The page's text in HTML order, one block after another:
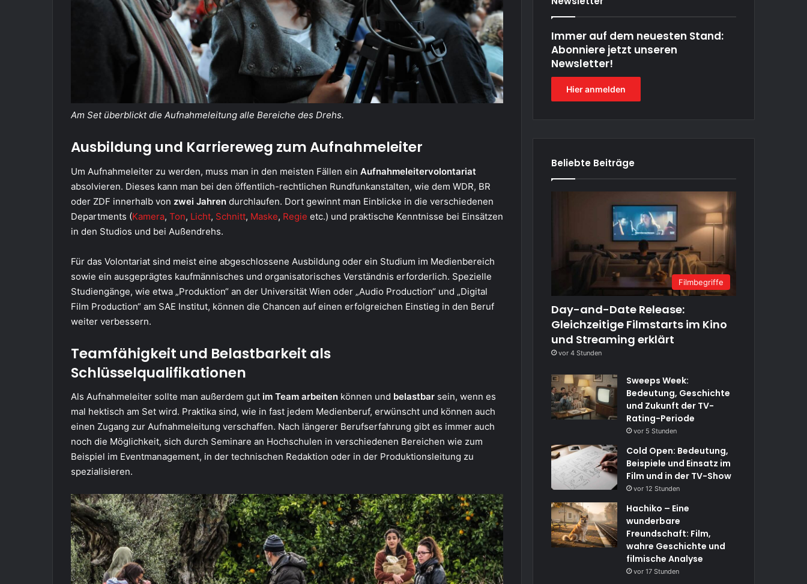
Am Set überblickt die Aufnahmeleitung alle Bereiche des Drehs.
Ausbildung und Karriereweg zum Aufnahmeleiter
Um Aufnahmeleiter zu werden, muss man in den meisten Fällen ein Aufnahmeleitervolontariat
absolvieren. Dieses kann man bei den öffentlich-rechtlichen Rundfunkanstalten, wie dem WDR, BR
oder ZDF innerhalb von zwei Jahren durchlaufen. Dort gewinnt man Einblicke in die verschiedenen
Departments (Kamera, Ton, Licht, Schnitt, Maske, Regie etc.) und praktische Kenntnisse bei Einsätzen
in den Studios und bei Außendrehs.
Für das Volontariat sind meist eine abgeschlossene Ausbildung oder ein Studium im Medienbereich
sowie ein ausgeprägtes kaufmännisches und organisatorisches Verständnis erforderlich. Spezielle
Studiengänge, wie etwa „Produktion“ an der Universität Wien oder „Audio Production“ und „Digital
Film Production“ am SAE Institut, können die Chancen auf einen erfolgreichen Einstieg in den Beruf
weiter verbessern.
Teamfähigkeit und Belastbarkeit als
Schlüsselqualifikationen
Als Aufnahmeleiter sollte man außerdem gut im Team arbeiten können und belastbar sein, wenn es
mal hektisch am Set wird. Praktika sind, wie in fast jedem Medienberuf, erwünscht und können auch
einen Zugang zur Aufnahmeleitung verschaffen. Nach längerer Berufserfahrung gibt es immer auch
noch die Möglichkeit, sich durch Seminare an Hochschulen in verschiedenen Bereichen wie zum
Beispiel im Eventmanagement, in der technischen Redaktion oder in der Produktionsleitung zu
spezialisieren.
Immer auf dem neuesten Stand:
Abonniere jetzt unseren
Newsletter!
Hier anmelden
Beliebte Beiträge
Filmbegriffe
Day-and-Date Release:
Gleichzeitige Filmstarts im Kino
und Streaming erklärt
vor 4 Stunden
Sweeps Week:
Bedeutung, Geschichte
und Zukunft der TV-
Rating-Periode
vor 5 Stunden
Cold Open: Bedeutung,
Beispiele und Einsatz im
Film und in der TV-Show
vor 12 Stunden
Hachiko – Eine
wunderbare
Freundschaft: Film,
wahre Geschichte und
filmische Analyse
vor 17 Stunden